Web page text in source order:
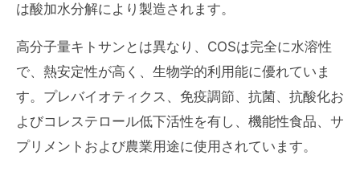
は酸加水分解により製造されます。
高分子量キトサンとは異なり、COSは完全に水溶性
で、熱安定性が高く、生物学的利用能に優れていま
す。プレバイオティクス、免疫調節、抗菌、抗酸化お
よびコレステロール低下活性を有し、機能性食品、サ
プリメントおよび農業用途に使用されています。